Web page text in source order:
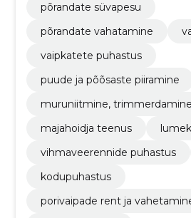
põrandate süvapesu
põrandate vahatamine
vaipkatete puhastus
puude ja põõsaste piiramine
muruniitmine, trimmerdamine
majahoidja teenus
vihmaveerennide puhastus
kodupuhastus
porivaipade rent ja